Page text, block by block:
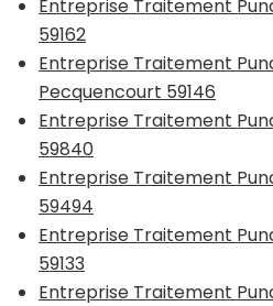
Entreprise Traitement
59162
Entreprise Traitement
Pecquencourt 59146
Entreprise Traitement
59840
Entreprise Traitement
59494
Entreprise Traitement
59133
Entreprise Traitement